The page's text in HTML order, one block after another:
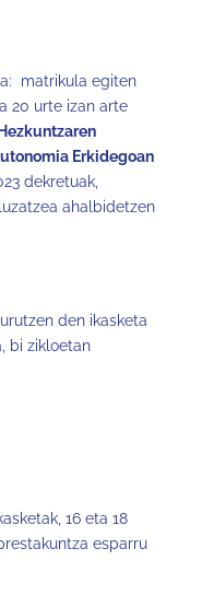
matrikula egiten
20 urte izan arte
Erkidegoan
dekretuak,
ahalbidetzen
den ikasketa
bi zikloetan
16 eta 18
esparru